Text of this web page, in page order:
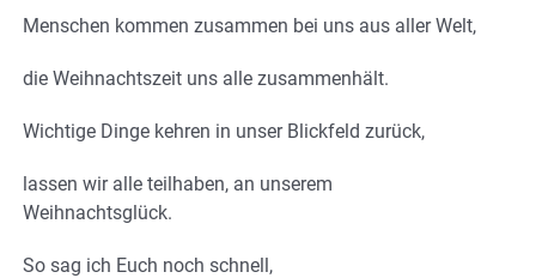
Menschen kommen zusammen bei uns aus aller Welt,
die Weihnachtszeit uns alle zusammenhält.
Wichtige Dinge kehren in unser Blickfeld zurück,
lassen wir alle teilhaben, an unserem
Weihnachtsglück.
So sag ich Euch noch schnell,